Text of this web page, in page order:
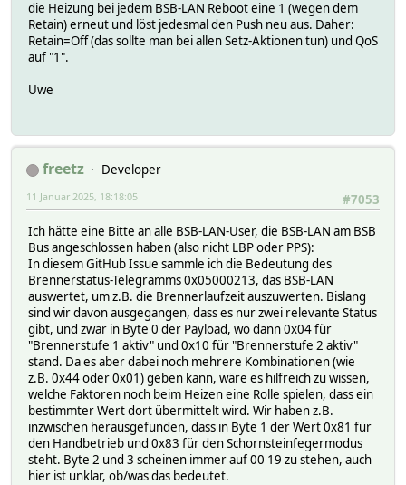
die Heizung bei jedem BSB-LAN Reboot eine 1 (wegen dem
Retain) erneut und löst jedesmal den Push neu aus. Daher:
Retain=Off (das sollte man bei allen Setz-Aktionen tun) und QoS
auf "1".
Uwe
freetz
Developer
#7053
11 Januar 2025, 18:18:05
Ich hätte eine Bitte an alle BSB-LAN-User, die BSB-LAN am BSB
Bus angeschlossen haben (also nicht LBP oder PPS):
In diesem GitHub Issue sammle ich die Bedeutung des
Brennerstatus-Telegramms 0x05000213, das BSB-LAN
auswertet, um z.B. die Brennerlaufzeit auszuwerten. Bislang
sind wir davon ausgegangen, dass es nur zwei relevante Status
gibt, und zwar in Byte 0 der Payload, wo dann 0x04 für
"Brennerstufe 1 aktiv" und 0x10 für "Brennerstufe 2 aktiv"
stand. Da es aber dabei noch mehrere Kombinationen (wie
z.B. 0x44 oder 0x01) geben kann, wäre es hilfreich zu wissen,
welche Faktoren noch beim Heizen eine Rolle spielen, dass ein
bestimmter Wert dort übermittelt wird. Wir haben z.B.
inzwischen herausgefunden, dass in Byte 1 der Wert 0x81 für
den Handbetrieb und 0x83 für den Schornsteinfegermodus
steht. Byte 2 und 3 scheinen immer auf 00 19 zu stehen, auch
hier ist unklar, ob/was das bedeutet.